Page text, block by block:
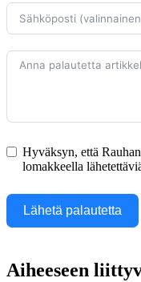
Hyväksyn, että
lomakkeella
Lähetä palautetta
Aiheeseen